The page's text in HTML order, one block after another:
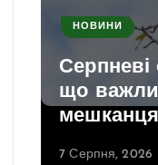
НОВИНИ
Серпневі
що
7 Серпня, 2026